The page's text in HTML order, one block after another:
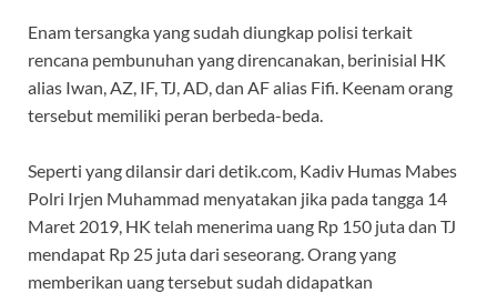
Enam tersangka yang sudah diungkap polisi terkait
rencana pembunuhan yang direncanakan, berinisial HK
alias Iwan, AZ, IF, TJ, AD, dan AF alias Fifi. Keenam orang
tersebut memiliki peran berbeda-beda.
Seperti yang dilansir dari detik.com, Kadiv Humas Mabes
Polri Irjen Muhammad menyatakan jika pada tangga 14
Maret 2019, HK telah menerima uang Rp 150 juta dan TJ
mendapat Rp 25 juta dari seseorang. Orang yang
memberikan uang tersebut sudah didapatkan